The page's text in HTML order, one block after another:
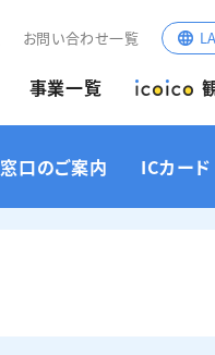
事業一覧
お問い合わせ一覧
窓口のご案内 ICカード